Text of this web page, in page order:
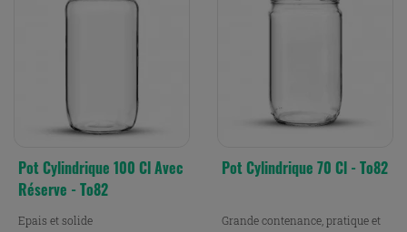
Pot Cylindrique 100 Cl Avec
Réserve - To82
Epais et solide
Pot Cylindrique 70 Cl - To82
Grande contenance, pratique et